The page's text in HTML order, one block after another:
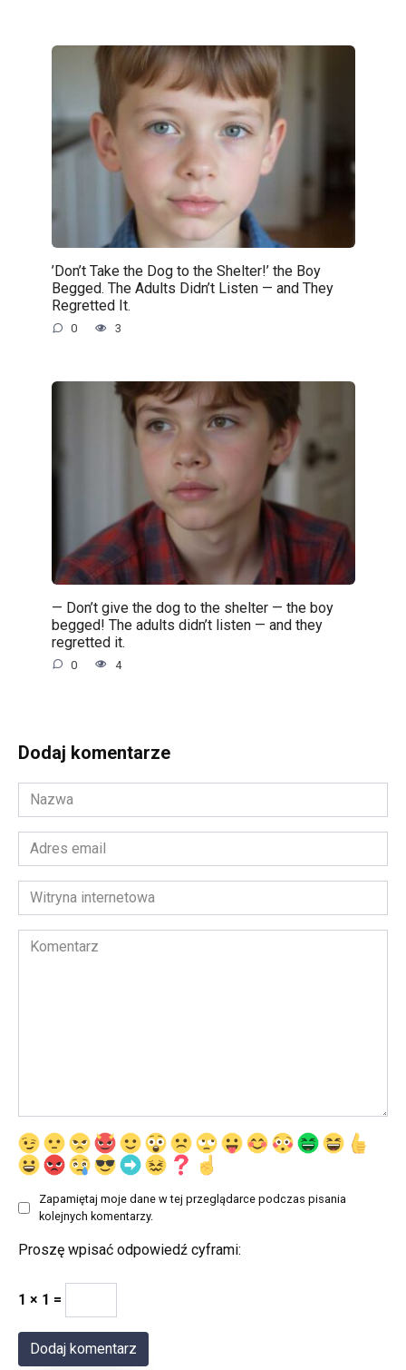
’Don’t Take the Dog to the Shelter!’ the Boy
Begged. The Adults Didn’t Listen — and They
Regretted It.
0 3
— Don’t give the dog to the shelter — the boy
begged! The adults didn’t listen — and they
regretted it.
0 4
Dodaj komentarze
Nazwa
*
Adres
email
*Witryna
internetowa
Komentarz
Zapamiętaj moje dane w tej przeglądarce podczas pisania
kolejnych komentarzy.
Proszę wpisać odpowiedź cyframi:
1 × 1 =